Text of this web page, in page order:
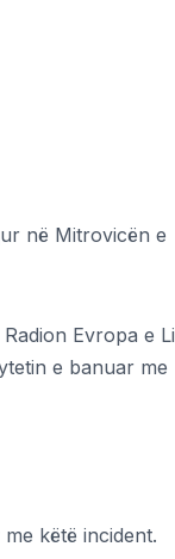
në Mitrovicën e
Evropa e
e banuar me
këtë incident.